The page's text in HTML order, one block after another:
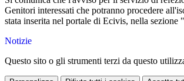
Genitori interessati che potranno procedere
stata inserita nel portale di Ecivis, nella sezione
Notizie
Questo sito o gli strumenti terzi da questo